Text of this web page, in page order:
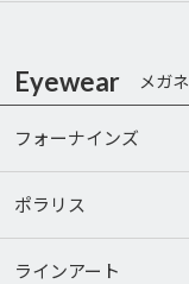
Eyewear メガネ
フォーナインズ
ポラリス
ラインアート